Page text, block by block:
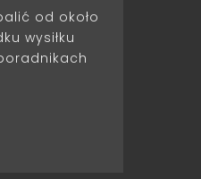
od około
wysiłku